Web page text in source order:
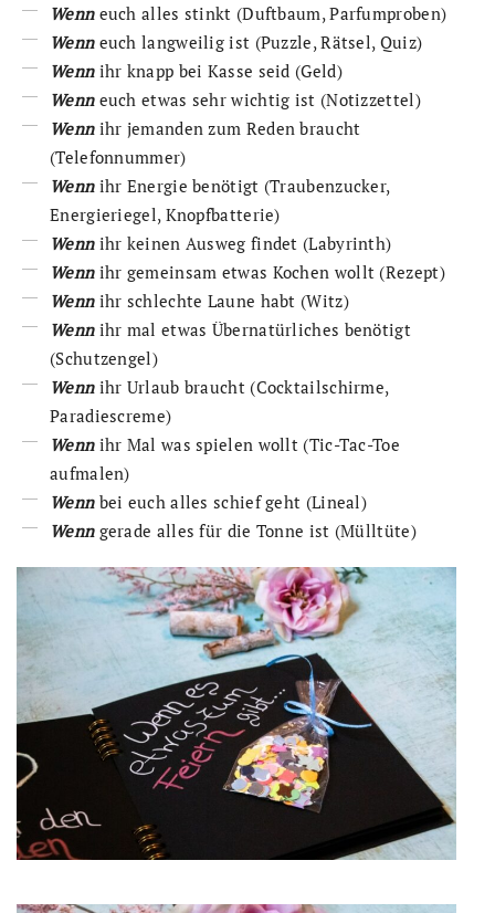
Wenneuch alles stinkt (Duftbaum, Parfumproben)
Wenneuch langweilig ist (Puzzle, Rätsel, Quiz)
Wennihr knapp bei Kasse seid (Geld)
Wenneuch etwas sehr wichtig ist (Notizzettel)
Wennihr jemanden zum Reden braucht
(Telefonnummer)
Wennihr Energie benötigt (Traubenzucker,
Energieriegel, Knopfbatterie)
Wennihr keinen Ausweg findet (Labyrinth)
Wennihr gemeinsam etwas Kochen wollt (Rezept)
Wennihr schlechte Laune habt (Witz)
Wennihr mal etwas Übernatürliches benötigt
(Schutzengel)
Wennihr Urlaub braucht (Cocktailschirme,
Paradiescreme)
Wennihr Mal was spielen wollt (Tic-Tac-Toe
aufmalen)
Wennbei euch alles schief geht (Lineal)
Wenngerade alles für die Tonne ist (Mülltüte)